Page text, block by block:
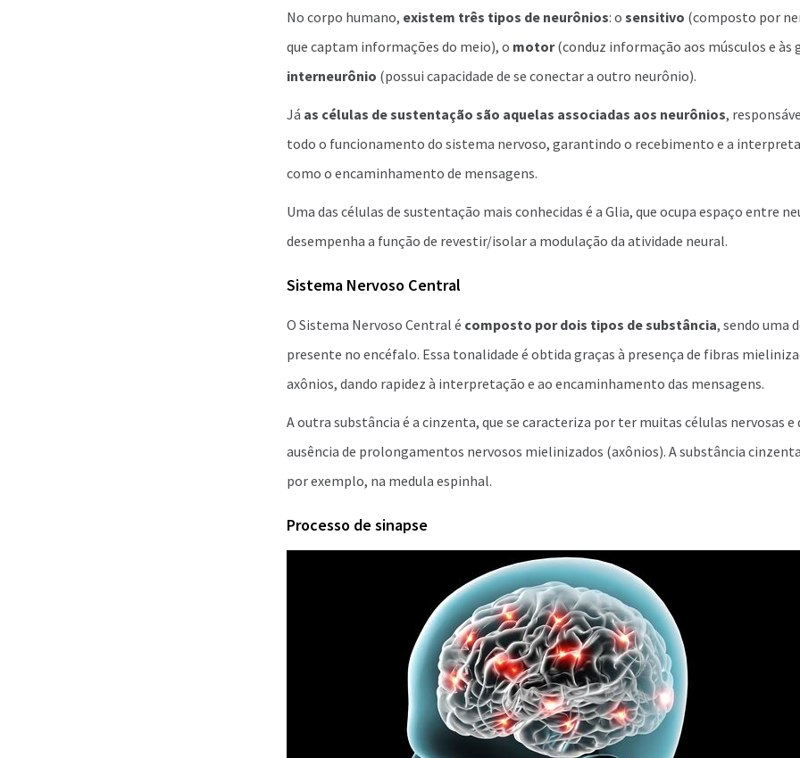
No corpo humano, existem três tipos de neurônios: o sensitivo (composto por
que captam informações do meio), o motor(conduz informação aos músculos e às
interneurônio (possui capacidade de se conectar a outro neurônio).
Já as células de sustentação são aquelas associadas aos neurônios,
todo o funcionamento do sistema nervoso, garantindo o recebimento e a
como o encaminhamento de mensagens.
Uma das células de sustentação mais conhecidas é a Glia, que ocupa espaço entre
desempenha a função de revestir/isolar a modulação da atividade neural.
Sistema Nervoso Central
O Sistema Nervoso Central é composto por dois tipos de substância, sendo uma
presente no encéfalo. Essa tonalidade é obtida graças à presença de fibras
axônios, dando rapidez à interpretação e ao encaminhamento das mensagens.
A outra substância é a cinzenta, que se caracteriza por ter muitas células nervosas
ausência de prolongamentos nervosos mielinizados (axônios). A substância
por exemplo, na medula espinhal.
Processo de sinapse